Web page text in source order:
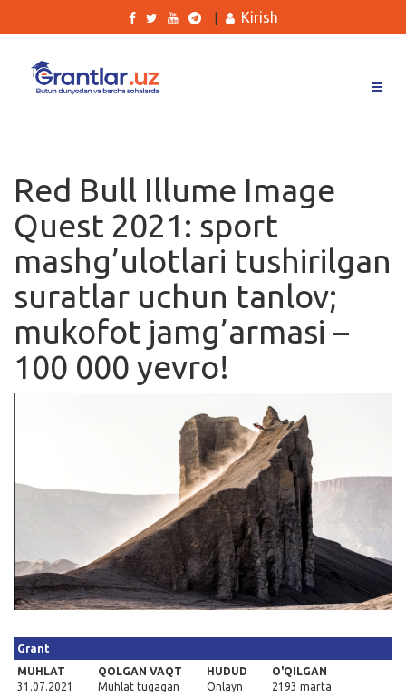
Ishlar
Kurslar
Blog
Yana
Kirish
Red Bull Illume Image
Quest 2021: sport
mashg’ulotlari tushirilgan
suratlar uchun tanlov;
mukofot jamg’armasi –
100 000 yevro!
Grant
MUHLAT
31.07.2021
QOLGAN VAQT
Muhlat tugagan
HUDUD
Onlayn
O'QILGAN
2193 marta